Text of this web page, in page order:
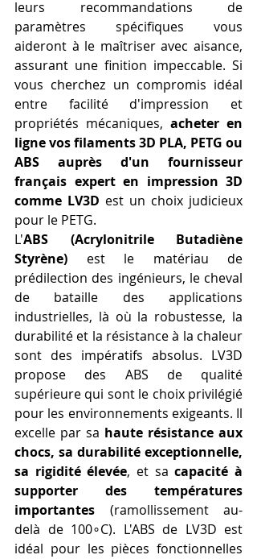
leurs recommandations de
paramètres spécifiques vous
aideront à le maîtriser avec aisance,
assurant une finition impeccable. Si
vous cherchez un compromis idéal
entre facilité d'impression et
propriétés mécaniques, acheter en
ligne vos filaments 3D PLA, PETG ou
ABS auprès d'un fournisseur
français expert en impression 3D
comme LV3D est un choix judicieux
pour le PETG.
L'ABS (Acrylonitrile Butadiène
Styrène) est le matériau de
prédilection des ingénieurs, le cheval
de bataille des applications
industrielles, là où la robustesse, la
durabilité et la résistance à la chaleur
sont des impératifs absolus. LV3D
propose des ABS de qualité
supérieure qui sont le choix privilégié
pour les environnements exigeants. Il
excelle par sa haute résistance aux
chocs, sa durabilité exceptionnelle,
sa rigidité élevée, et sa capacité à
supporter des températures
importantes (ramollissement au-
delà de 100∘C). L'ABS de LV3D est
idéal pour les pièces fonctionnelles